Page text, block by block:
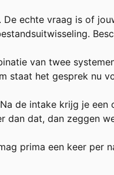
echte vraag is of
van twee
staat het gesprek nu
de intake krijg je
dan dat, dan zeggen
prima een keer per